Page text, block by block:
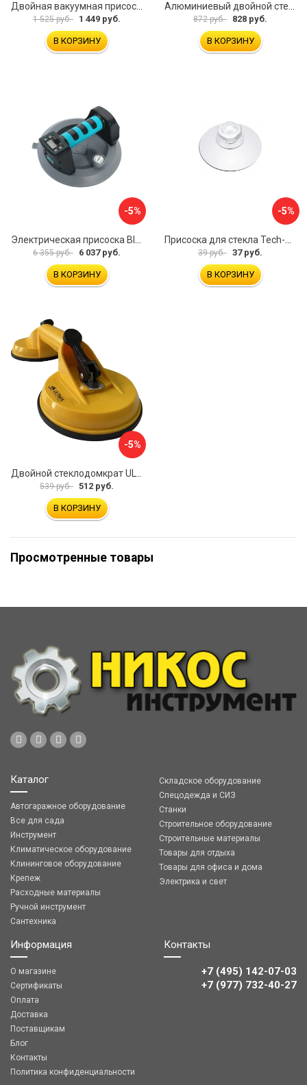
Двойная вакуумная присоска ARMA P620
1 525 руб. 1 449 руб.
В КОРЗИНУ
Алюминиевый двойной стеклодомкрат УправДом 4100002750
872 руб. 828 руб.
В КОРЗИНУ
-5%
6 355 руб. 6 037 руб.
В КОРЗИНУ
-5%
39 руб. 37 руб.
В КОРЗИНУ
-5%
Двойной стеклодомкрат ULTIMA 2
539 руб. 512 руб.
В КОРЗИНУ
Просмотренные товары
Каталог
Автогаражное оборудование
Все для сада
Инструмент
Климатическое оборудование
Клининговое оборудование
Крепеж
Расходные материалы
Ручной инструмент
Сантехника
Складское оборудование
Спецодежда и СИЗ
Станки
Строительное оборудование
Строительные материалы
Товары для отдыха
Товары для офиса и дома
Электрика и свет
Информация
О магазине
Сертификаты
Оплата
Доставка
Поставщикам
Блог
Контакты
Политика конфиденциальности
Контакты
+7 (495) 142-07-03
‎‎+7 (977) 732-40-27